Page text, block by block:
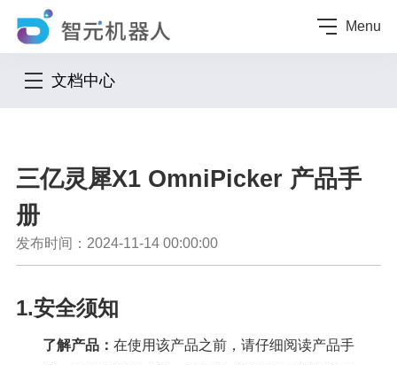
Menu
文档中心
三亿灵犀X1 OmniPicker 产品手
册
发布时间：2024-11-14 00:00:00
1.安全须知
了解产品： 在使用该产品之前，请仔细阅读产品手